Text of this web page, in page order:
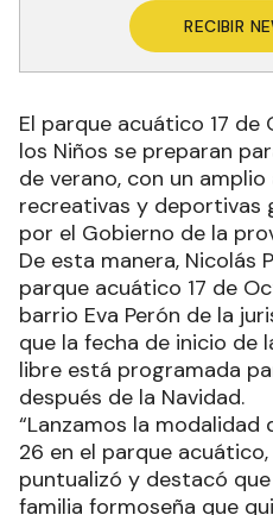
RECIBIR
El parque acuático 17
los Niños se preparan
de verano, con un
recreativas y deportivas
por el Gobierno de la
De esta manera, Nicolás
parque acuático 17 de
barrio Eva Perón de la
que la fecha de inicio de
libre está programada
después de la Navidad.
“Lanzamos la modalidad
26 en el parque
puntualizó y destacó
familia formoseña que